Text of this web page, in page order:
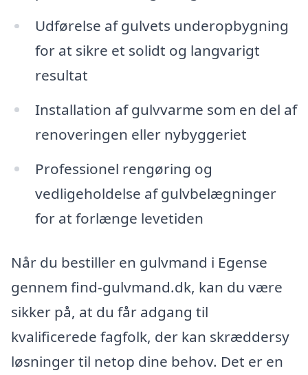
Udførelse af gulvets underopbygning
for at sikre et solidt og langvarigt
resultat
Installation af gulvvarme som en del af
renoveringen eller nybyggeriet
Professionel rengøring og
vedligeholdelse af gulvbelægninger
for at forlænge levetiden
Når du bestiller en gulvmand i Egense
gennem find-gulvmand.dk, kan du være
sikker på, at du får adgang til
kvalificerede fagfolk, der kan skræddersy
løsninger til netop dine behov. Det er en